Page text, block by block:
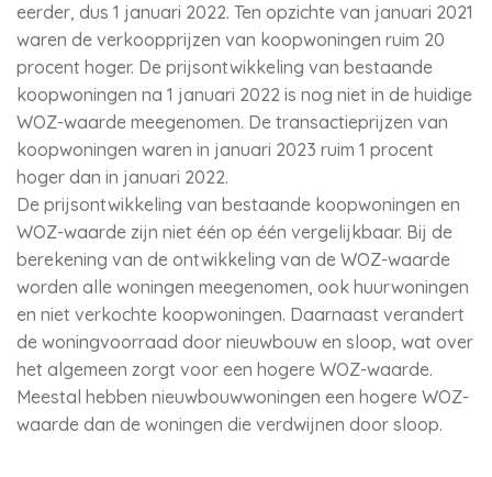
eerder, dus 1 januari 2022. Ten opzichte van januari 2021
waren de verkoopprijzen van koopwoningen ruim 20
procent hoger. De prijsontwikkeling van bestaande
koopwoningen na 1 januari 2022 is nog niet in de huidige
WOZ-waarde meegenomen. De transactieprijzen van
koopwoningen waren in januari 2023 ruim 1 procent
hoger dan in januari 2022.
De prijsontwikkeling van bestaande koopwoningen en
WOZ-waarde zijn niet één op één vergelijkbaar. Bij de
berekening van de ontwikkeling van de WOZ-waarde
worden alle woningen meegenomen, ook huurwoningen
en niet verkochte koopwoningen. Daarnaast verandert
de woningvoorraad door nieuwbouw en sloop, wat over
het algemeen zorgt voor een hogere WOZ-waarde.
Meestal hebben nieuwbouwwoningen een hogere WOZ-
waarde dan de woningen die verdwijnen door sloop.